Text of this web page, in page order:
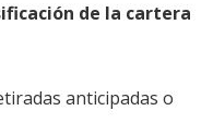
de la cartera
anticipadas o